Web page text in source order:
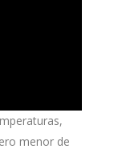
menor de